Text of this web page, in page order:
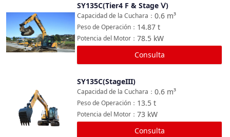
SY135C(Tier4 F & Stage Ⅴ)
0.6 m³
Capacidad de la Cuchara ：
14.87 t
Peso de Operación ：
78.5 kW
Potencia del Motor ：
Consulta
SY135C(StageIII)
0.6 m³
Capacidad de la Cuchara ：
13.5 t
Peso de Operación ：
73 kW
Potencia del Motor ：
Consulta